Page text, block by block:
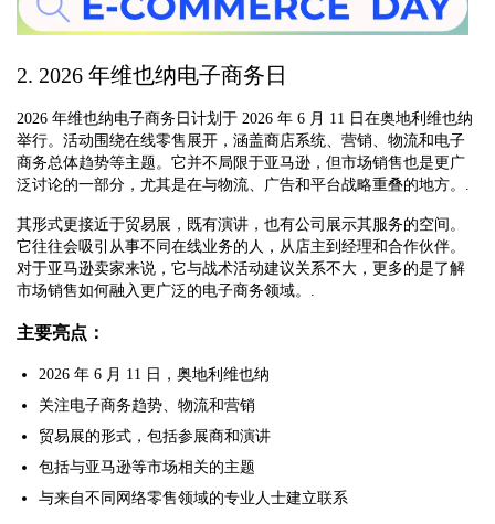
2. 2026 年维也纳电子商务日
2026 年维也纳电子商务日计划于 2026 年 6 月 11 日在奥地利维也纳
举行。活动围绕在线零售展开，涵盖商店系统、营销、物流和电子
商务总体趋势等主题。它并不局限于亚马逊，但市场销售也是更广
泛讨论的一部分，尤其是在与物流、广告和平台战略重叠的地方。.
其形式更接近于贸易展，既有演讲，也有公司展示其服务的空间。
它往往会吸引从事不同在线业务的人，从店主到经理和合作伙伴。
对于亚马逊卖家来说，它与战术活动建议关系不大，更多的是了解
市场销售如何融入更广泛的电子商务领域。.
主要亮点：
2026 年 6 月 11 日，奥地利维也纳
关注电子商务趋势、物流和营销
贸易展的形式，包括参展商和演讲
包括与亚马逊等市场相关的主题
与来自不同网络零售领域的专业人士建立联系